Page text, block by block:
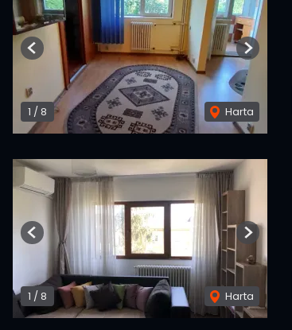
1 /8 Harta
Previous Next
1 /8 Harta
Previous Next